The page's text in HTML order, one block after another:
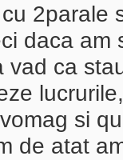
2parale
daca
vad ca
si
de atat